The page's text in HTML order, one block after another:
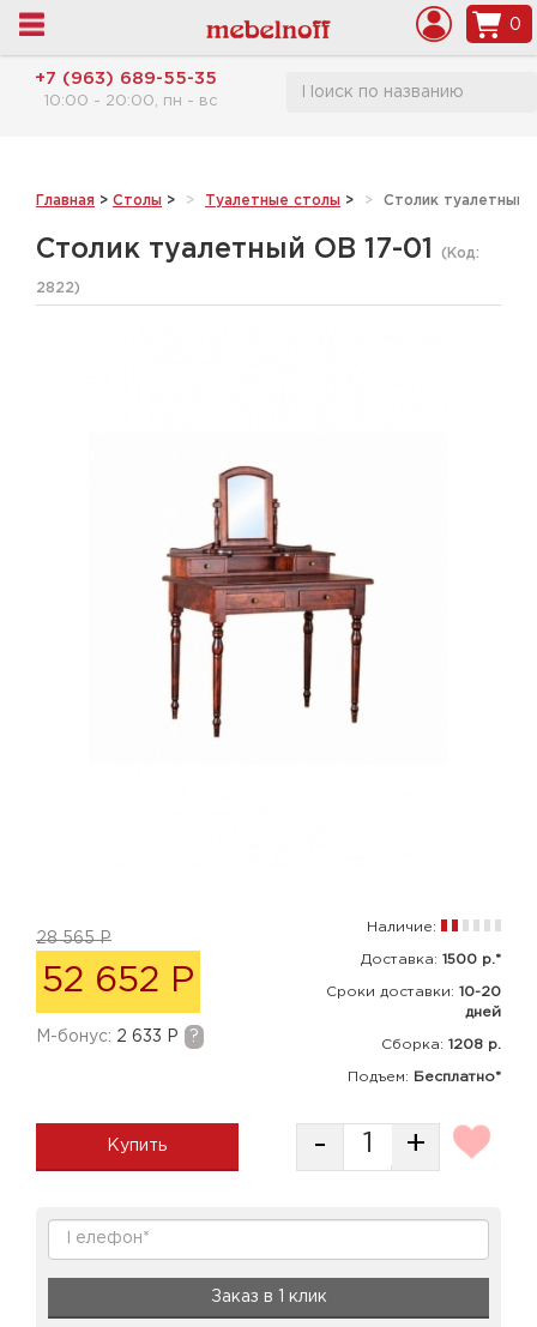
0
+7 (963) 689-55-35
10:00 - 20:00, пн - вс
Главная > Столы > Туалетные столы > Столик туалетный
Столик туалетный ОВ 17-01 (Код:
2822)
28 565 Р
52 652 Р
M-бонус: 2 633 Р ?
Наличие:
Доставка: 1500 р.*
Сроки доставки: 10-20
дней
Сборка: 1208 р.
Подъем: Бесплатно*
Купить - +
Заказ в 1 клик